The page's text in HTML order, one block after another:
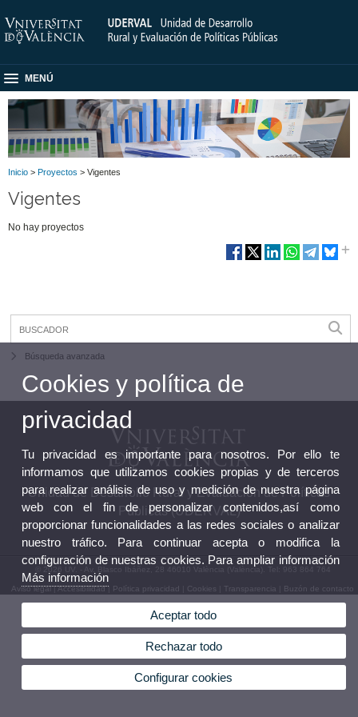
MENÚ
Inicio > Proyectos > Vigentes
Vigentes
No hay proyectos
Búsqueda avanzada
Unidad de Desarrollo Rural y Evaluación de Políticas
Públicas (UDERVAL)
© 2026 UV. - Av. Blasco Ibáñez, 28 46010 València (València). Tel: 963 864 764
Aviso legal|Accesibilidad| Política privacidad Cookies Transparencia Buzón de contacto
Cookies y política de
privacidad
Tu privacidad es importante para nosotros. Por ello te
informamos que utilizamos cookies propias y de terceros
para realizar análisis de uso y medición de nuestra página
web con el fin de personalizar contenidos,así como
proporcionar funcionalidades a las redes sociales o analizar
nuestro tráfico. Para continuar acepta o modifica la
configuración de nuestras cookies. Para ampliar información
Más información
Aceptar todo
Rechazar todo
Configurar cookies